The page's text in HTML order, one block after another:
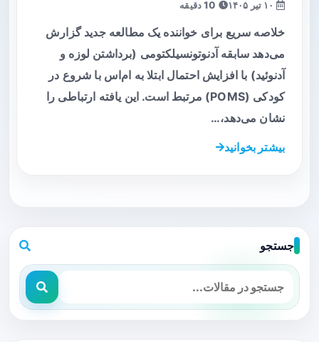
خلاصه سریع برای خواننده یک مطالعه جدید گزارش
می‌دهد سابقه آدنوتونسیلکتومی (برداشتن لوزه و
آدنوئید) با افزایش احتمال ابتلا به ام‌اس با شروع در
کودکی (POMS) مرتبط است. این یافته ارتباطی را
نشان می‌دهد،…
بیشتر بخوانید
جستجو